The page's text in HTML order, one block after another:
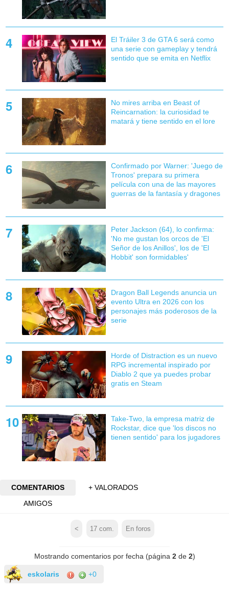
El Tráiler 3 de GTA 6 será como
una serie con gameplay y tendrá
sentido que se emita en Netflix
No mires arriba en Beast of
Reincarnation: la curiosidad te
matará y tiene sentido en el lore
Confirmado por Warner: 'Juego de
Tronos' prepara su primera
película con una de las mayores
guerras de la fantasía y dragones
Peter Jackson (64), lo confirma:
'No me gustan los orcos de 'El
Señor de los Anillos', los de 'El
Hobbit' son formidables'
Dragon Ball Legends anuncia un
evento Ultra en 2026 con los
personajes más poderosos de la
serie
Horde of Distraction es un nuevo
RPG incremental inspirado por
Diablo 2 que ya puedes probar
gratis en Steam
Take-Two, la empresa matriz de
Rockstar, dice que 'los discos no
tienen sentido' para los jugadores
COMENTARIOS
+ VALORADOS
AMIGOS
< 17 com. En foros
Mostrando comentarios por fecha (página 2de 2)
eskolaris +0